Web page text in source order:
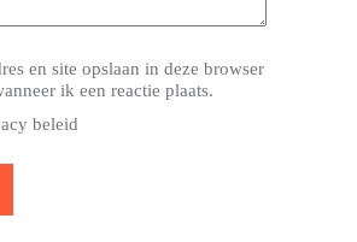
en site opslaan in deze browser
ik een reactie plaats.
beleid